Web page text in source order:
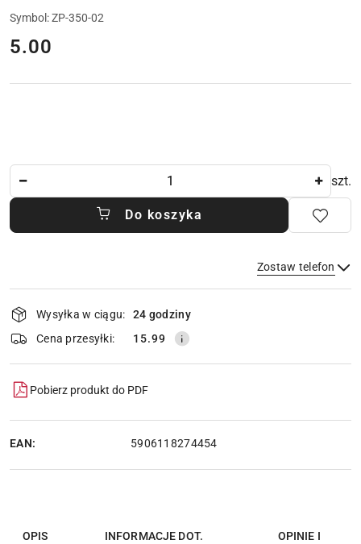
Symbol:ZP-350-02
cena:
5.00
szt.
Do koszyka
Zostaw telefon
Wyślij
Dostępność
i
dostawa
Wysyłka w ciągu:
24 godziny
Cena przesyłki:
15.99
Pobierz produkt do PDF
EAN: 5906118274454
OPIS INFORMACJE DOT. OPINIE I